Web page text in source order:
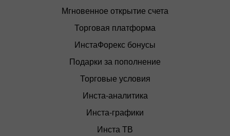
Мгновенное открытие счета
Торговая платформа
ИнстаФорекс бонусы
Подарки за пополнение
Торговые условия
Инста-аналитика
Инста-графики
Инста ТВ